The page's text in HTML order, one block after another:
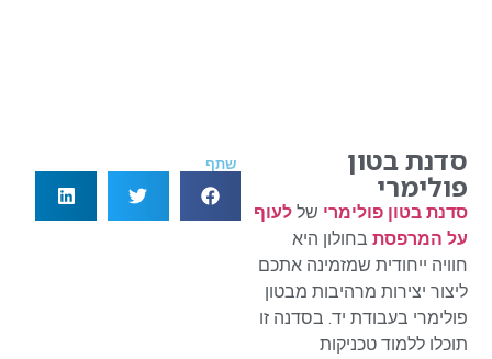
סדנת בטון
פולימרי
סדנת בטון פולימרי שללעוף
על המרפסת בחולון היא
חוויה ייחודית שמזמינה אתכם
ליצור יצירות מרהיבות מבטון
פולימרי בעבודת יד. בסדנה זו
תוכלו ללמוד טכניקות
שתף